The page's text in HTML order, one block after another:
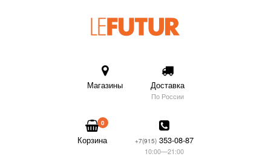
Магазины Доставка
По России
0
Корзина +7(915) 353-08-87
10:00—21:00